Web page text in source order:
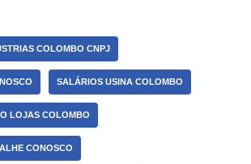
COLOMBO CNPJ
SALÁRIOS USINA COLOMBO
LOJAS COLOMBO
CONOSCO